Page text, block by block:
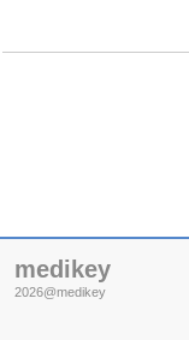
medikey
2026@medikey